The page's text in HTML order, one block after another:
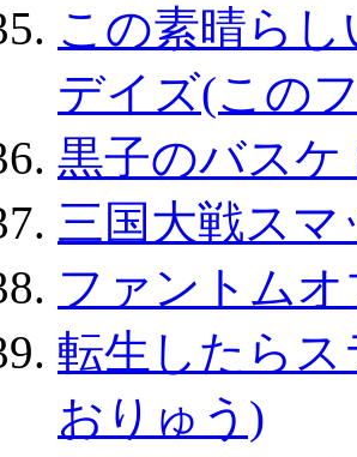
この素晴ら
デイズ(この
黒子のバスケ
三国大戦スマ
ファントム
転生したら
おりゅう)